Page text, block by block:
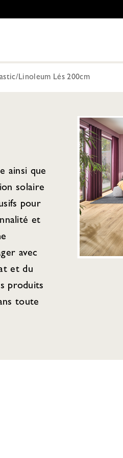
Linoleum Lés 200cm
ainsi que
solaire
pour
et
avec
et du
produits
toute